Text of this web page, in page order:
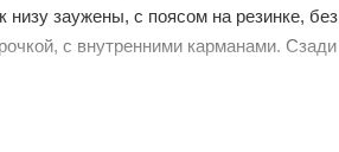
низу заужены, с поясом на резинке, без
с внутренними карманами. Сзади